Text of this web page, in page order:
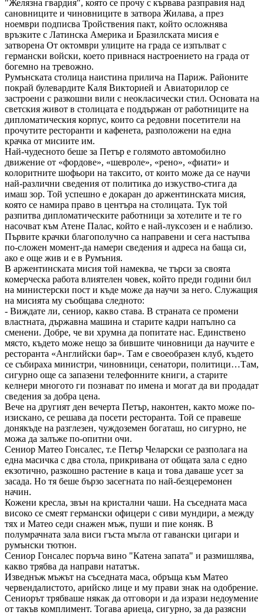
"Желязна гвардия", която се прочу с кървава разправия над
сановниците и чиновниците в затвора Жилава, а през
ноември подписва Тройствения пакт, който осложнява
връзките с Латинска Америка и Бразилската мисия е
затворена От октомври улиците на града се изпълват с
германски войски, което привнася настроението на града от
богемно на тревожно.
Румънската столица наистина прилича на Париж. Районите
покрай булевардите Каля Викторией и Авиаторилор се
застроени с разкошни вили с неокласически стил. Основата на
светския живот в столицата е поддържан от работниците на
дипломатическия корпус, които са редовни посетители на
прочутите ресторанти и кафенета, разположени на една
крачка от мисиите им.
Най-чудесното беше за Петър е голямото автомобилно
движение от «фордове», «шевроле», «рено», «фиати» и
колоритните шофьори на таксито, от които може да се научи
най-различни сведения от политика до изкуство-стига да
имаш зор. Той успешно е докаран до аржентинската мисия,
която се намира право в центъра на столицата. Тук той
разпитва дипломатическите работници за хотелите и те го
насочват към Атене Палас, който е най-луксозен и е наблизо.
Първите крачки благополучно са направени и сега настъпва
по-сложен момент-да намери сведения и адреса на баща си,
ако е още жив и е в Румъния.
В аржентинската мисия той намеква, че търси за своята
комерческа работа влиятелен човек, който преди години бил
на министерски пост и къде може да научи за него. Служащия
на мисията му съобщава следното:
- Виждате ли, сениор, какво става. В страната се промени
властната, държавна машина и старите кадри напълно са
сменени. Добре, че ви хрумна да попитате нас. Единствено
място, където може нещо за бившите чиновници да научите е
ресторанта «Английски бар». Там е своеобразен клуб, където
се събираха министри, чиновници, сенатори, политици…Там,
сигурно още са запазени телефонните книги, а старите
келнери многото ги познават по имена и могат да ви продадат
сведения за добра цена.
Вече на другият ден вечерта Петър, наконтен, както може по-
изискано, се решава да посети ресторанта. Той се правеше
донякъде на разглезен, чуждоземен богаташ, но сигурно, не
можа да залъже по-опитни очи.
Сениор Матео Гонсалес, т.е Петър Челарски се разполага на
една масичка с два стола, прикривана от общата зала с едно
екзотично, разкошно растение в каца и това даваше усет за
засада. Но тя беше бързо засегната по най-безцеремонен
начин.
Кожени кресла, звън на кристални чаши. На съседната маса
високо се смеят германски офицери с сиви мундири, а между
тях и Матео седи снажен мъж, пуши и пие коняк. В
полумрачната зала виси гъста мъгла от гавански цигари и
румънски тютюн.
Сениор Гонсалес поръча вино "Катена запата" и размишлява,
какво трябва да направи нататък.
Изведнъж мъжът на съседната маса, обръща към Матео
червендалистото, арийско лице и му прави знак на одобрение.
Сениорът трябваше някак да отговори и да изрази недоумение
от такъв комплимент. Тогава ариеца, сигурно, за да разясни